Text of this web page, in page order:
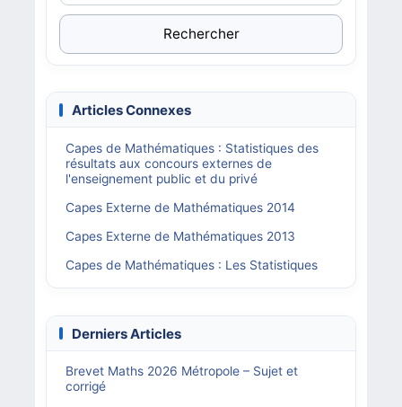
Rechercher
Articles Connexes
Capes de Mathématiques : Statistiques des
résultats aux concours externes de
l'enseignement public et du privé
Capes Externe de Mathématiques 2014
Capes Externe de Mathématiques 2013
Capes de Mathématiques : Les Statistiques
Derniers Articles
Brevet Maths 2026 Métropole – Sujet et
corrigé